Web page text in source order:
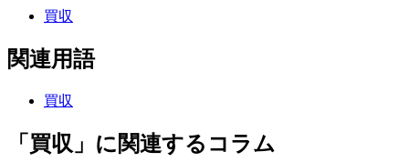
買収
関連用語
買収
「買収」に関連するコラム